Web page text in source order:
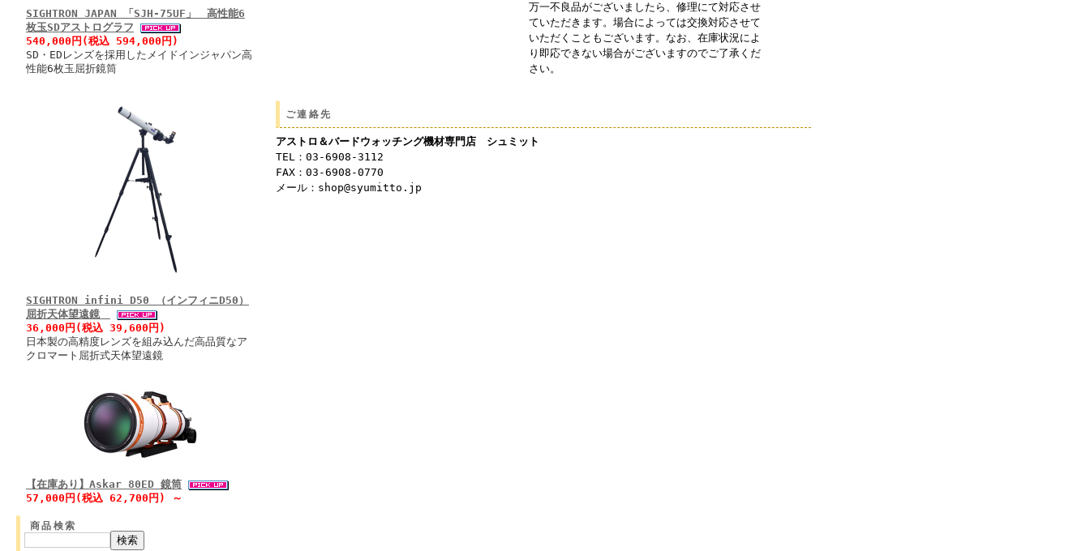
SIGHTRON JAPAN 「SJH-75UF」 高性能6
枚玉SDアストログラフ
540,000円(税込 594,000円)
SD・EDレンズを採用したメイドインジャパン高
性能6枚玉屈折鏡筒
SIGHTRON infini D50 （インフィニD50）
屈折天体望遠鏡
36,000円(税込 39,600円)
日本製の高精度レンズを組み込んだ高品質なア
クロマート屈折式天体望遠鏡
【在庫あり】Askar 80ED 鏡筒
57,000円(税込 62,700円) ～
商品検索
万一不良品がございましたら、修理にて対応させ
ていただきます。場合によっては交換対応させて
いただくこともございます。なお、在庫状況によ
り即応できない場合がございますのでご了承くだ
さい。
ご連絡先
アストロ＆バードウォッチング機材専門店 シュミット
TEL：03-6908-3112
FAX：03-6908-0770
メール：shop@syumitto.jp